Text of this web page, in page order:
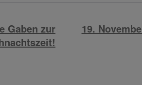
Gaben zur
19.